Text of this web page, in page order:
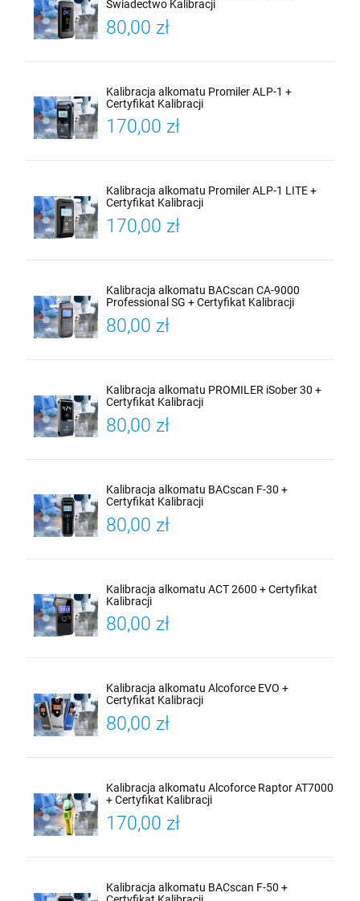
Świadectwo Kalibracji
80,00 zł
Kalibracja alkomatu Promiler ALP-1 +
Certyfikat Kalibracji
170,00 zł
Kalibracja alkomatu Promiler ALP-1 LITE +
Certyfikat Kalibracji
170,00 zł
Kalibracja alkomatu BACscan CA-9000
Professional SG + Certyfikat Kalibracji
80,00 zł
Kalibracja alkomatu PROMILER iSober 30 +
Certyfikat Kalibracji
80,00 zł
Kalibracja alkomatu BACscan F-30 +
Certyfikat Kalibracji
80,00 zł
Kalibracja alkomatu ACT 2600 + Certyfikat
Kalibracji
80,00 zł
Kalibracja alkomatu Alcoforce EVO +
Certyfikat Kalibracji
80,00 zł
Kalibracja alkomatu Alcoforce Raptor AT7000
+ Certyfikat Kalibracji
170,00 zł
Kalibracja alkomatu BACscan F-50 +